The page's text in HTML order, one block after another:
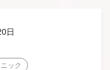
日
ック